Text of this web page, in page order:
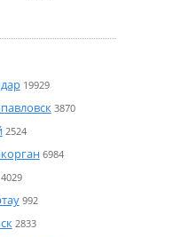
19929
3870
2524
6984
4029
992
2833